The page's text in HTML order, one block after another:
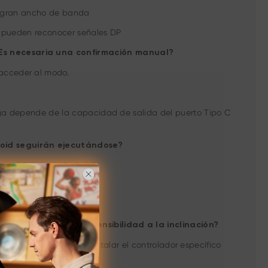
ancho de banda
reconocer señales DP
necesaria una confirmación manual?
al modo.
depende de la capacidad de salida del puerto Tipo C
seguirán ejecutándose?
del sistema Android.
de 16K y la sensibilidad a la inclinación?
será necesario instalar el controlador específico